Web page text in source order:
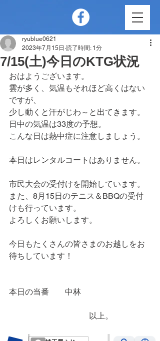
7/15(土)今日のKTG状況
ryublue0621
2023年7月15日 読了時間: 1分
おはようございます。
雲が多く、気温もそれほど高くはない
ですが、
少し動くと汗がじわ～と出てきます。
日中の気温は33度の予想。
こんな日は熱中症に注意しましょう。
本日はレンタルコートはありません。
市民大会の受付けを開始しています。
また、8月15日のテニス＆BBQの受付
けも行っています。
よろしくお願いします。
今日もたくさんの皆さまのお越しをお
待ちしています！
本日の当番　　中林
以上。